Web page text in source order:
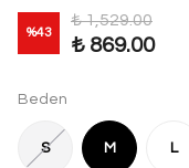
%43
₺ 1,529.00
₺ 869.00
Beden
S M L